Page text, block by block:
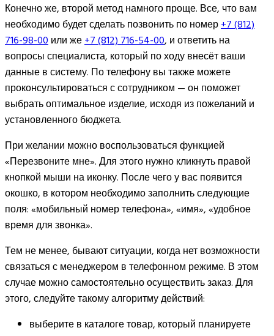
Конечно же, второй метод намного проще. Все, что вам
необходимо будет сделать позвонить по номер+7 (812)
716-98-00или же+7 (812) 716-54-00, и ответить на
вопросы специалиста, который по ходу внесёт ваши
данные в систему. По телефону вы также можете
проконсультироваться с сотрудником — он поможет
выбрать оптимальное изделие, исходя из пожеланий и
установленного бюджета.
При желании можно воспользоваться функцией
«Перезвоните мне». Для этого нужно кликнуть правой
кнопкой мыши на иконку. После чего у вас появится
окошко, в котором необходимо заполнить следующие
поля: «мобильный номер телефона», «имя», «удобное
время для звонка».
Тем не менее, бывают ситуации, когда нет возможности
связаться с менеджером в телефонном режиме. В этом
случае можно самостоятельно осуществить заказ. Для
этого, следуйте такому алгоритму действий:
выберите в каталоге товар, который планируете